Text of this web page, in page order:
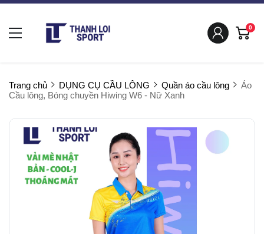
0
Trang chủ DỤNG CỤ CẦU LÔNG Quần áo cầu lông
Áo
Cầu lông, Bóng chuyền Hiwing W6 - Nữ Xanh